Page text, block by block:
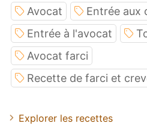
Avocat
Entrée aux
Entrée à l'avocat
Avocat farci
Recette de farci et
Explorer les recettes